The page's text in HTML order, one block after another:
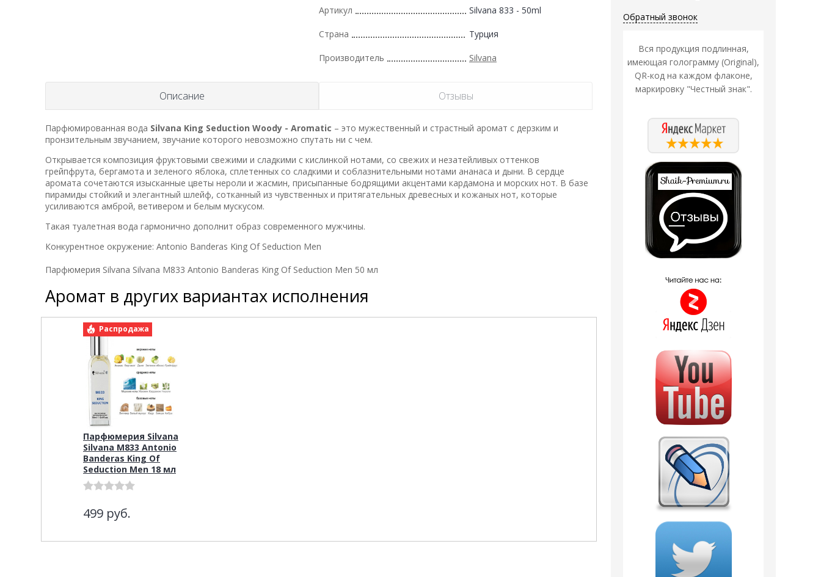
Обратный звонок
Вся продукция подлинная,
имеющая голограмму (Original),
QR-код на каждом флаконе,
маркировку "Честный знак".
Артикул Silvana 833 - 50ml
Страна Турция
Производитель Silvana
Описание Отзывы
Парфюмированная вода Silvana King Seduction Woody - Aromatic – это мужественный и страстный аромат с дерзким и
пронзительным звучанием, звучание которого невозможно спутать ни с чем.
Открывается композиция фруктовыми свежими и сладкими с кислинкой нотами, со свежих и незатейливых оттенков
грейпфрута, бергамота и зеленого яблока, сплетенных со сладкими и соблазнительными нотами ананаса и дыни. В сердце
аромата сочетаются изысканные цветы нероли и жасмин, присыпанные бодрящими акцентами кардамона и морских нот. В базе
пирамиды стойкий и элегантный шлейф, сотканный из чувственных и притягательных древесных и кожаных нот, которые
усиливаются амброй, ветивером и белым мускусом.
Такая туалетная вода гармонично дополнит образ современного мужчины.
Конкурентное окружение: Antonio Banderas King Of Seduction Men
Парфюмерия Silvana Silvana M833 Antonio Banderas King Of Seduction Men 50 мл
Аромат в других вариантах исполнения
Распродажа
Парфюмерия Silvana
Silvana M833 Antonio
Banderas King Of
Seduction Men 18 мл
499 руб.